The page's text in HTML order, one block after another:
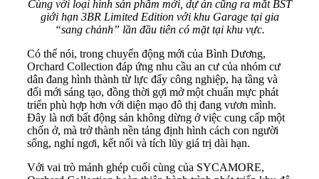
Cùng với loại hình sản phẩm mới, dự án cũng ra mắt BST
giới hạn 3BR Limited Edition với khu Garage tại gia
“sang chảnh” lần đầu tiên có mặt tại khu vực.
Có thể nói, trong chuyển động mới của Bình Dương,
Orchard Collection đáp ứng nhu cầu an cư của nhóm cư
dân đang hình thành từ lực đẩy công nghiệp, hạ tầng và
đổi mới sáng tạo, đồng thời gợi mở một chuẩn mực phát
triển phù hợp hơn với diện mạo đô thị đang vươn mình.
Đây là nơi bất động sản không dừng ở việc cung cấp một
chốn ở, mà trở thành nền tảng định hình cách con người
sống, nghỉ ngơi, kết nối và tích lũy giá trị dài hạn.
Với vai trò mảnh ghép cuối cùng của SYCAMORE,